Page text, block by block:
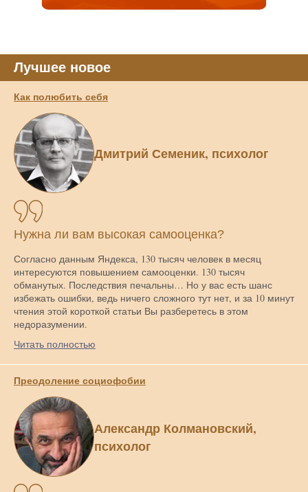
Лучшее новое
Как полюбить себя
Дмитрий Семеник, психолог
Нужна ли вам высокая самооценка?
Согласно данным Яндекса, 130 тысяч человек в месяц
интересуются повышением самооценки. 130 тысяч
обманутых. Последствия печальны… Но у вас есть шанс
избежать ошибки, ведь ничего сложного тут нет, и за 10 минут
чтения этой короткой статьи Вы разберетесь в этом
недоразумении.
Читать полностью
Преодоление социофобии
Александр Колмановский,
психолог